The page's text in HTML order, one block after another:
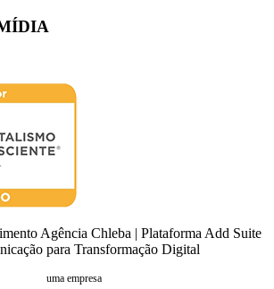
Agência Chleba | Plataforma Add Suite
para Transformação Digital
uma empresa